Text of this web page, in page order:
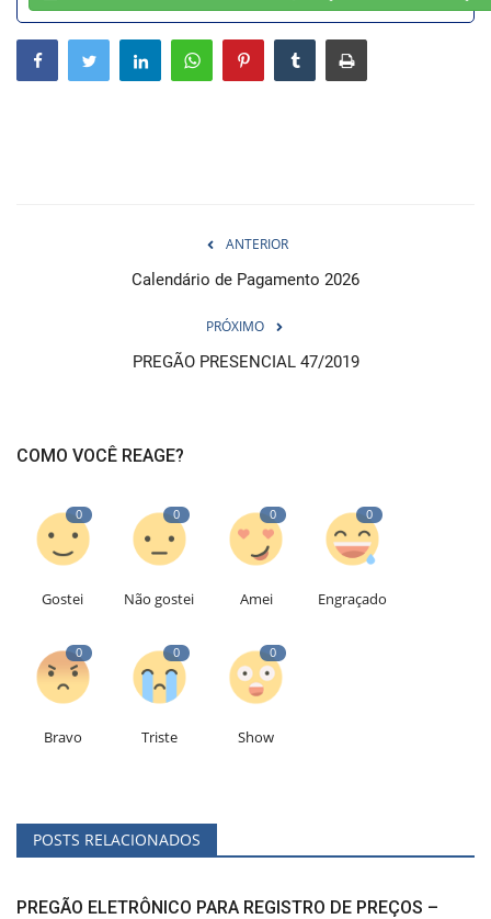
ANTERIOR
Calendário de Pagamento 2026
PRÓXIMO
PREGÃO PRESENCIAL 47/2019
COMO VOCÊ REAGE?
0
Gostei
0
Não gostei
0
Amei
0
Engraçado
0
Bravo
0
Triste
0
Show
POSTS RELACIONADOS
PREGÃO ELETRÔNICO PARA REGISTRO DE PREÇOS –